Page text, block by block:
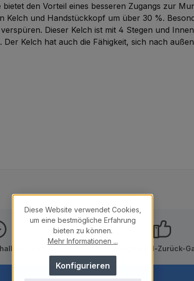
den Vorteil eines besseren Zugangs zur
Kelch und Handstückkopf um über 30 %.
Dieser Kelch ist mit 4 Stegen und
Kelch hat auch die Fähigkeit, sich nach
von 24h 10 Tage Geld-Zurück-
Diese Website verwendet Cookies,
um eine bestmögliche Erfahrung
bieten zu können.
Mehr Informationen ...
Konfigurieren